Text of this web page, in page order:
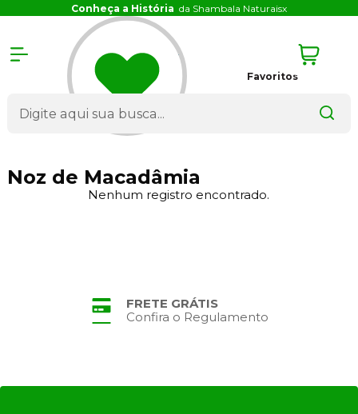
Conheça a História da Shambala Naturaisx
Favoritos
Noz de Macadâmia
Nenhum registro encontrado.
FRETE GRÁTIS
Confira o Regulamento